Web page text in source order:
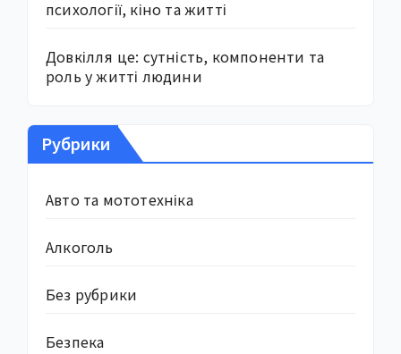
психології, кіно та житті
Довкілля це: сутність, компоненти та
роль у житті людини
Рубрики
Авто та мототехніка
Алкоголь
Без рубрики
Безпека